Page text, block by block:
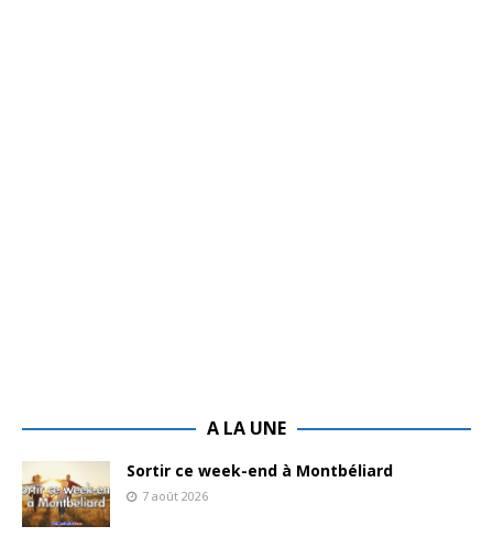
A LA UNE
Sortir ce week-end à Montbéliard
7 août 2026